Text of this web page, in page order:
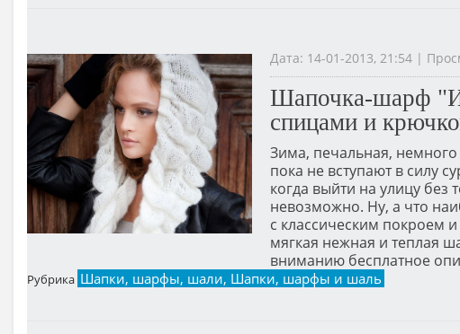
Дата: 14-01-2013, 21:54 |
Шапочка-шарф
спицами и
Зима, печальная,
пока не вступают в силу
когда выйти на улицу
невозможно. Ну, а что
с классическим покроем
мягкая нежная и теплая
вниманию бесплатное
Рубрика Шапки, шарфы, шали, Шапки, шарфы и шаль